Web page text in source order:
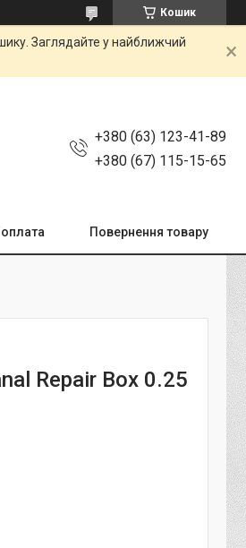
Кошик
Заглядайте у найближчий
+380 (63) 123-41-89
+380 (67) 115-15-65
Повернення товару
Repair Box 0.25